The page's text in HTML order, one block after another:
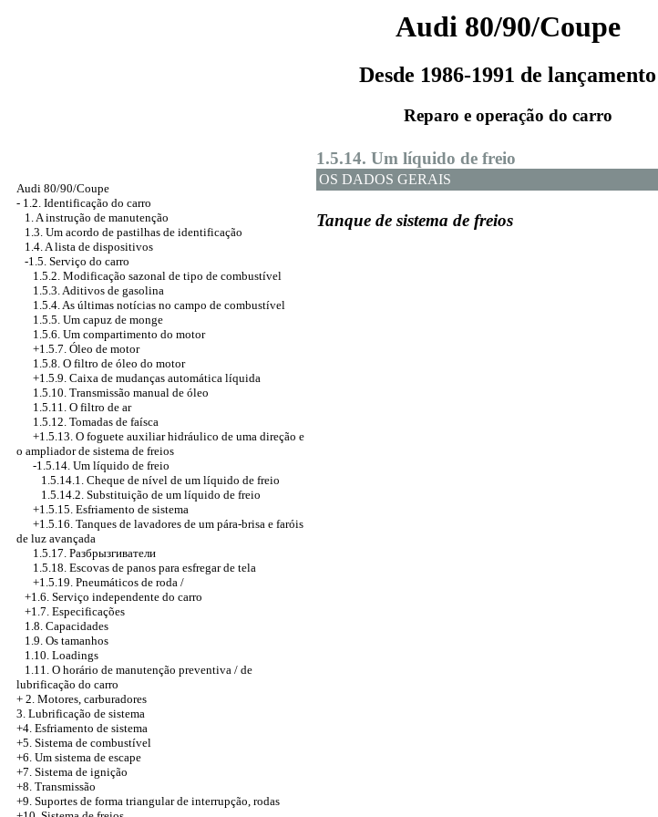
Audi 80/90/Coupe
Desde 1986-1991 de lançamento
Reparo e operação do carro
Audi 80/90/Coupe
- 1.2. Identificação do carro
1. A instrução de manutenção
1.3. Um acordo de pastilhas de identificação
1.4. A lista de dispositivos
-1.5. Serviço do carro
1.5.2. Modificação sazonal de tipo de combustível
1.5.3. Aditivos de gasolina
1.5.4. As últimas notícias no campo de combustível
1.5.5. Um capuz de monge
1.5.6. Um compartimento do motor
+1.5.7. Óleo de motor
1.5.8. O filtro de óleo do motor
+1.5.9. Caixa de mudanças automática líquida
1.5.10. Transmissão manual de óleo
1.5.11. O filtro de ar
1.5.12. Tomadas de faísca
+1.5.13. O foguete auxiliar hidráulico de uma direção e
o ampliador de sistema de freios
-1.5.14. Um líquido de freio
1.5.14.1. Cheque de nível de um líquido de freio
1.5.14.2. Substituição de um líquido de freio
+1.5.15. Esfriamento de sistema
+1.5.16. Tanques de lavadores de um pára-brisa e faróis
de luz avançada
1.5.17. Разбрызгиватели
1.5.18. Escovas de panos para esfregar de tela
+1.5.19. Pneumáticos de roda /
+1.6. Serviço independente do carro
+1.7. Especificações
1.8. Capacidades
1.9. Os tamanhos
1.10. Loadings
1.11. O horário de manutenção preventiva / de
lubrificação do carro
+ 2. Motores, carburadores
3. Lubrificação de sistema
+4. Esfriamento de sistema
+5. Sistema de combustível
+6. Um sistema de escape
+7. Sistema de ignição
+8. Transmissão
+9. Suportes de forma triangular de interrupção, rodas
1.5.14. Um líquido de freio
OS DADOS GERAIS
Tanque de sistema de freios